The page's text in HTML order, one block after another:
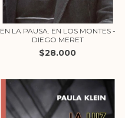
EN LA PAUSA. EN LOS MONTES -
DIEGO MERET
$28.000